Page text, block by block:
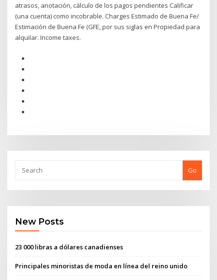
atrasos, anotación, cálculo de los pagos pendientes Calificar
(una cuenta) como incobrable. Charges Estimado de Buena Fe/
Estimación de Buena Fe (GFE, por sus siglas en Propiedad para
alquilar. Income taxes.
Go
New Posts
23 000 libras a dólares canadienses
Principales minoristas de moda en línea del reino unido